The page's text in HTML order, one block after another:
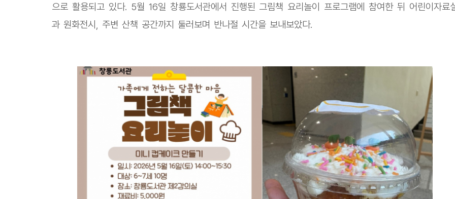
으로 활용되고 있다. 5월 16일 창룡도서관에서 진행된 그림책 요리놀이 프로그램에 참여한 뒤 어린이자료
과 원화전시, 주변 산책 공간까지 둘러보며 반나절 시간을 보내보았다.